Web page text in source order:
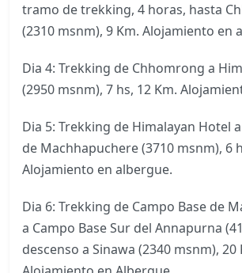
tramo de trekking, 4 horas, hasta
(2310 msnm), 9 Km. Alojamiento en
Dia 4: Trekking de Chhomrong a
(2950 msnm), 7 hs, 12 Km.
Dia 5: Trekking de Himalayan Hotel
de Machhapuchere (3710 msnm), 6
Alojamiento en albergue.
Dia 6: Trekking de Campo Base de
a Campo Base Sur del Annapurna
descenso a Sinawa (2340 msnm), 20